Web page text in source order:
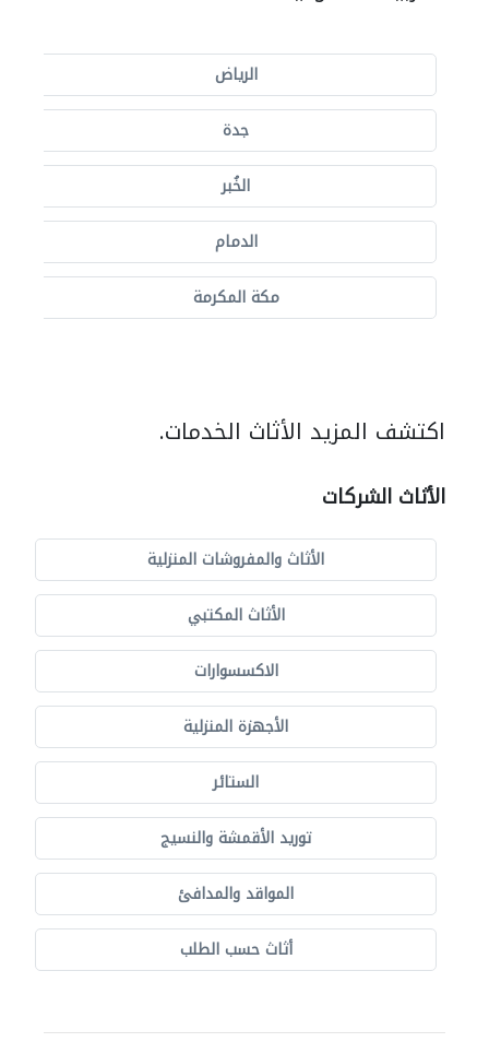
الرياض
جدة
الخُبر
الدمام
مكة المكرمة
اكتشف المزيد الأثاث الخدمات.
الأثاث الشركات
الأثاث والمفروشات المنزلية
الأثاث المكتبي
الاكسسوارات
الأجهزة المنزلية
الستائر
توريد الأقمشة والنسيج
المواقد والمدافئ
أثاث حسب الطلب